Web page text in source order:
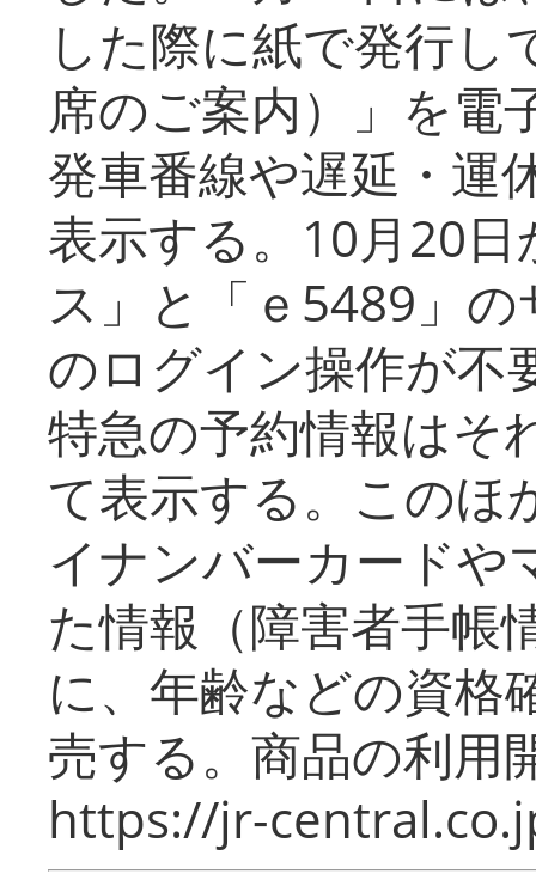
した際に紙で発行し
席のご案内）」を電
発車番線や遅延・運
表示する。10月20
ス」と「ｅ5489」
のログイン操作が不
特急の予約情報はそ
て表示する。このほ
イナンバーカードや
た情報（障害者手帳
に、年齢などの資格
売する。商品の利用
https://jr-